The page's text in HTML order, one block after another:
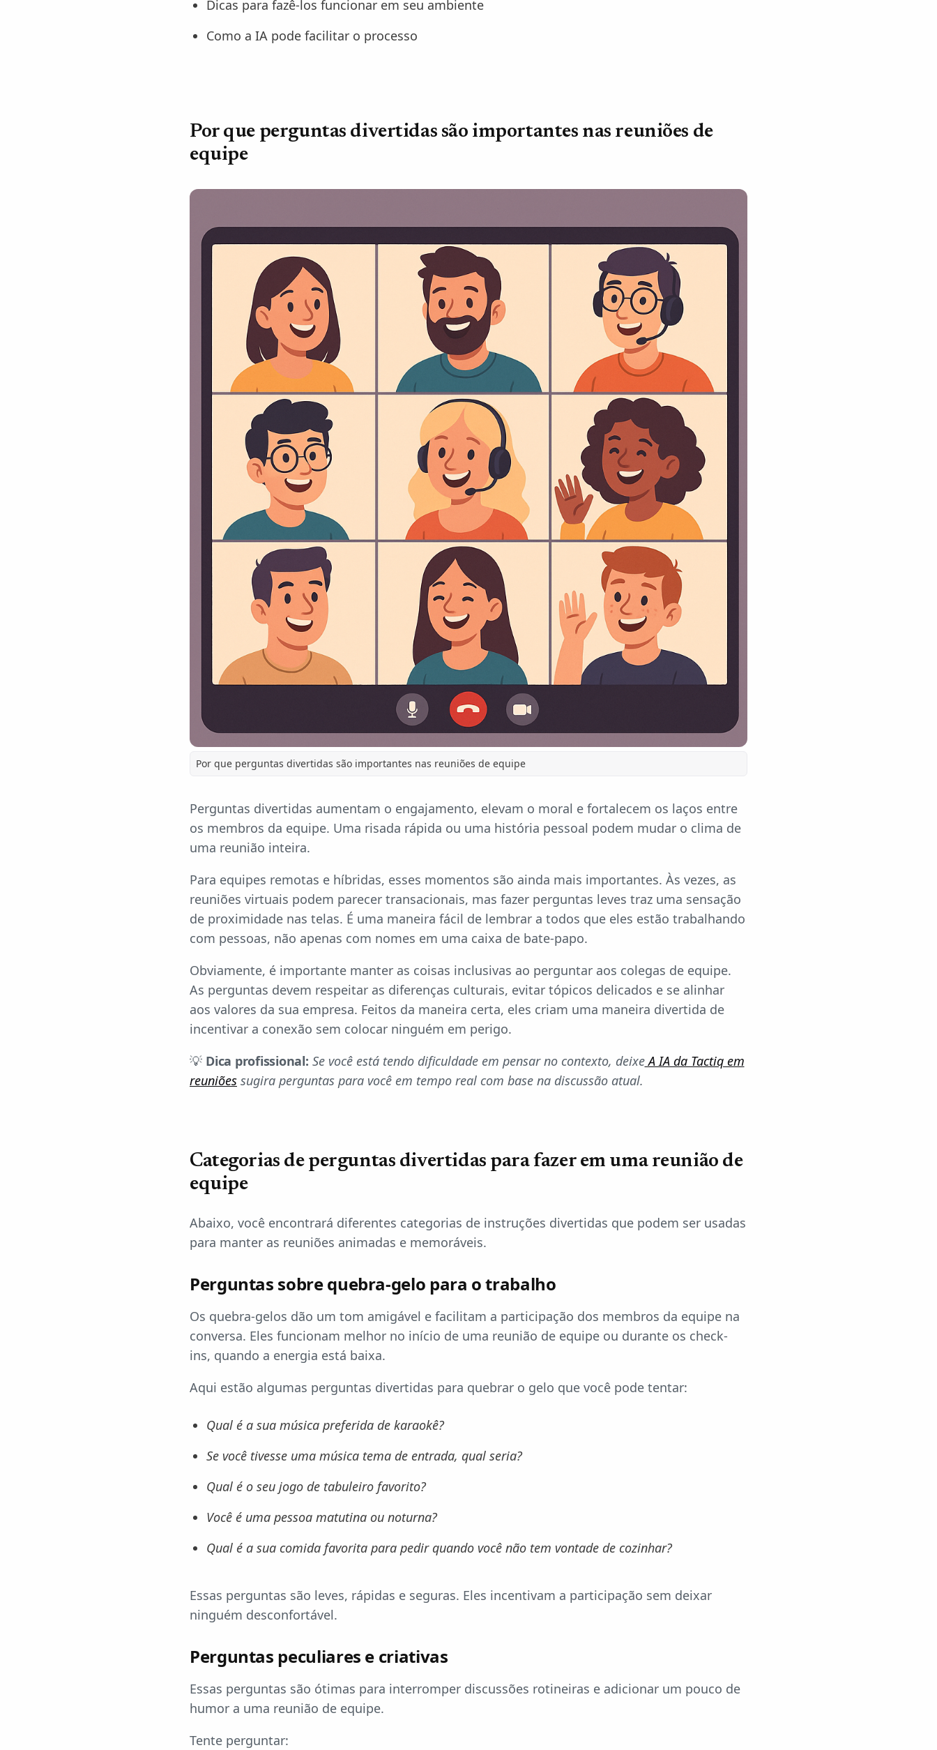
Dicas para fazê-los funcionar em seu ambiente
Como a IA pode facilitar o processo
Por que perguntas divertidas são importantes nas reuniões de
equipe
Por que perguntas divertidas são importantes nas reuniões de equipe
Perguntas divertidas aumentam o engajamento, elevam o moral e fortalecem os laços entre
os membros da equipe. Uma risada rápida ou uma história pessoal podem mudar o clima de
uma reunião inteira.
Para equipes remotas e híbridas, esses momentos são ainda mais importantes. Às vezes, as
reuniões virtuais podem parecer transacionais, mas fazer perguntas leves traz uma sensação
de proximidade nas telas. É uma maneira fácil de lembrar a todos que eles estão trabalhando
com pessoas, não apenas com nomes em uma caixa de bate-papo.
Obviamente, é importante manter as coisas inclusivas ao perguntar aos colegas de equipe.
As perguntas devem respeitar as diferenças culturais, evitar tópicos delicados e se alinhar
aos valores da sua empresa. Feitos da maneira certa, eles criam uma maneira divertida de
incentivar a conexão sem colocar ninguém em perigo.
💡 Dica profissional: Se você está tendo dificuldade em pensar no contexto, deixeA IA da Tactiq em
reuniões sugira perguntas para você em tempo real com base na discussão atual.
Categorias de perguntas divertidas para fazer em uma reunião de
equipe
Abaixo, você encontrará diferentes categorias de instruções divertidas que podem ser usadas
para manter as reuniões animadas e memoráveis.
Perguntas sobre quebra-gelo para o trabalho
Os quebra-gelos dão um tom amigável e facilitam a participação dos membros da equipe na
conversa. Eles funcionam melhor no início de uma reunião de equipe ou durante os check-
ins, quando a energia está baixa.
Aqui estão algumas perguntas divertidas para quebrar o gelo que você pode tentar:
Qual é a sua música preferida de karaokê?
Se você tivesse uma música tema de entrada, qual seria?
Qual é o seu jogo de tabuleiro favorito?
Você é uma pessoa matutina ou noturna?
Qual é a sua comida favorita para pedir quando você não tem vontade de cozinhar?
Essas perguntas são leves, rápidas e seguras. Eles incentivam a participação sem deixar
ninguém desconfortável.
Perguntas peculiares e criativas
Essas perguntas são ótimas para interromper discussões rotineiras e adicionar um pouco de
humor a uma reunião de equipe.
Tente perguntar: